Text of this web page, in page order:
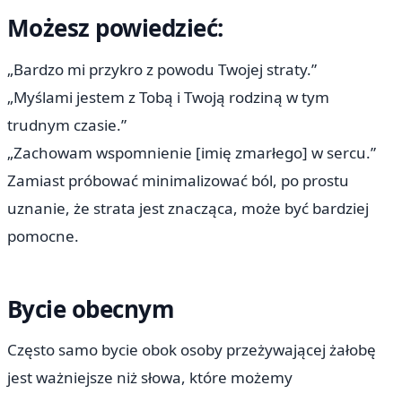
Możesz powiedzieć:
„Bardzo mi przykro z powodu Twojej straty.”
„Myślami jestem z Tobą i Twoją rodziną w tym
trudnym czasie.”
„Zachowam wspomnienie [imię zmarłego] w sercu.”
Zamiast próbować minimalizować ból, po prostu
uznanie, że strata jest znacząca, może być bardziej
pomocne.
Bycie obecnym
Często samo bycie obok osoby przeżywającej żałobę
jest ważniejsze niż słowa, które możemy